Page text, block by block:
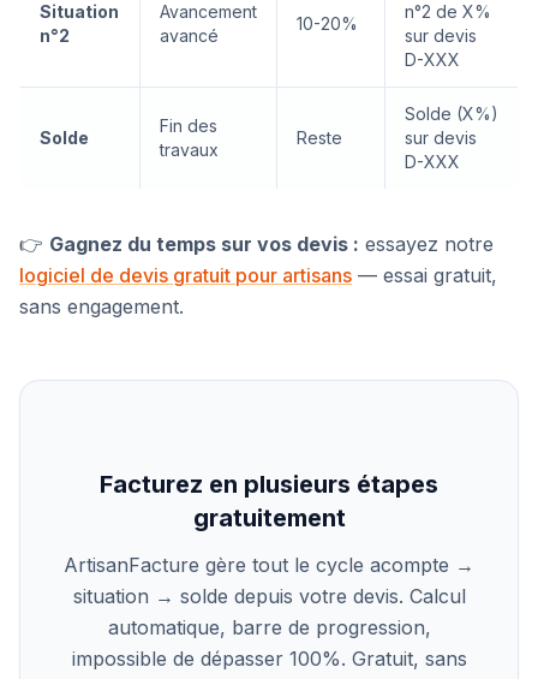
Situation
n°2
Avancement
avancé
10-20%
n°2 de X%
sur devis
D-XXX
Solde
Fin des
travaux
Reste
Solde (X%)
sur devis
D-XXX
👉 Gagnez du temps sur vos devis : essayez notre
logiciel de devis gratuit pour artisans — essai gratuit,
sans engagement.
Facturez en plusieurs étapes
gratuitement
ArtisanFacture gère tout le cycle acompte →
situation → solde depuis votre devis. Calcul
automatique, barre de progression,
impossible de dépasser 100%. Gratuit, sans